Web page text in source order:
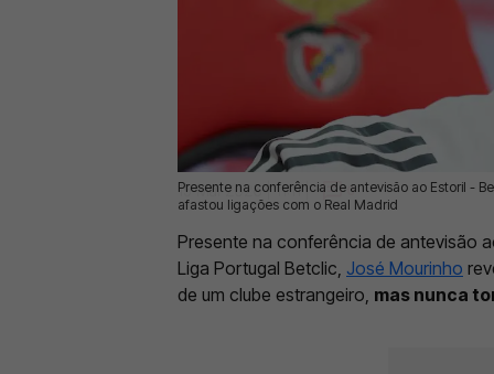
Presente na conferência de antevisão ao Estoril -
afastou ligações com o Real Madrid
15 Mai 2026 | 11:11 | 0
Presente na conferência de antevisão
Liga Portugal Betclic, José Mourinho
de um clube estrangeiro, mas nunca